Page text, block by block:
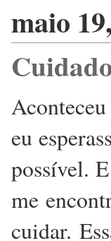
maio
eu
possível.
me
cuidar.